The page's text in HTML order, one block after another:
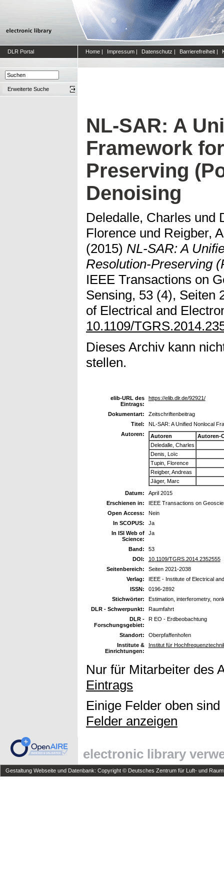
DLR Portal Home | Impressum | Datenschutz | Barrierefreiheit |
Erweiterte Suche
NL-SAR: A
Framework
Preserving
Denoising
Deledalle, Charles und
Florence und Reigber,
(2015) NL-SAR: A
Resolution-Preserving
IEEE Transactions on
Sensing, 53 (4), Seiten
of Electrical and
10.1109/
Dieses Archiv kann
stellen.
elib-URL des
Eintrags:
https://elib.dlr.de/92921/
Dokumentart:
Zeitschriftenbeitrag
Titel:
NL-SAR: A Unified Nonlocal
Autoren:
Autoren
Autoren-
Deledalle, Charles
Denis, Loïc
Tupin, Florence
Reigber, Andreas
Jäger, Marc
Datum:
April 2015
Erschienen in:
IEEE Transactions on
Open Access:
Nein
In SCOPUS:
Ja
In ISI Web of
Science:
Ja
Band:
53
DOI:
10.1109/TGRS.2014.2352555
Seitenbereich:
Seiten 2021-2038
Verlag:
IEEE - Institute of Electrical
ISSN:
0196-2892
Stichwörter:
Estimation, interferometry,
DLR - Schwerpunkt:
Raumfahrt
DLR -
Forschungsgebiet:
R EO - Erdbeobachtung
Standort:
Oberpfaffenhofen
Institute &
Einrichtungen:
Institut für
Nur für Mitarbeiter des
Eintrags
Einige Felder oben
Felder anzeigen
electronic library
Gestaltung Webseite und Datenbank: Copyright © Deutsches Zentrum für Luft- und